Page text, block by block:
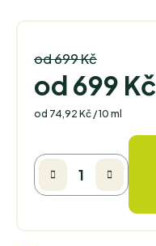
od 699 Kč
od 699 Kč
Měrná cena:
od 74,92 Kč / 10 ml